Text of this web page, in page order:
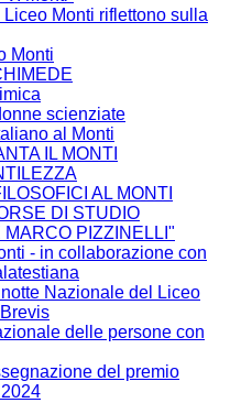
Liceo Monti riflettono sulla
Monti
scienziate
al Monti
IL MONTI
AL MONTI
DI STUDIO
PIZZINELLI"
- in collaborazione con
Nazionale del Liceo
delle persone con
del premio